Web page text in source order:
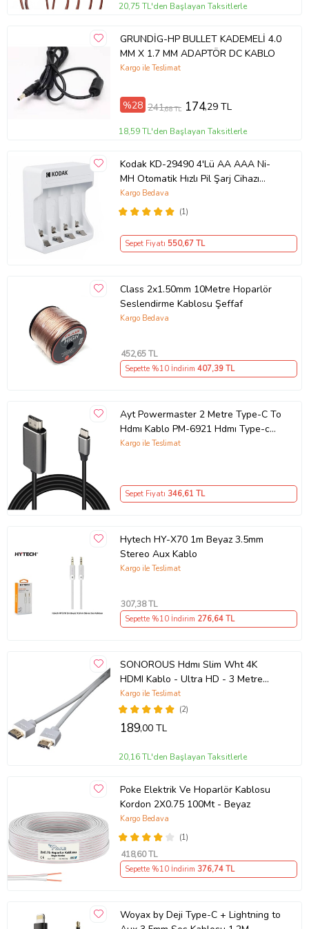
Not : Antenci Mağazamızdan Sipariş verdiğiniz ürünler faturalı
Birden fazla Siparişiniz tek paket yapılarak, tek kargo ile gönderilir.
Ürün Kodu:kc833338
20,75 TL'den Başlayan Taksitlerle
GRUNDİG-HP BULLET KADEMELİ 4.0
MM X 1.7 MM ADAPTÖR DC KABLO
Kargo ile Teslimat
%28 241,68 TL 174,29 TL
18,59 TL'den Başlayan Taksitlerle
Kodak KD-29490 4'Lü AA AAA Ni-
MH Otomatik Hızlı Pil Şarj Cihazı
Aleti Type-C
(1)
Kargo Bedava
Sepet Fiyatı 550,67 TL
Class 2x1.50mm 10Metre Hoparlör
Seslendirme Kablosu Şeffaf
Kargo Bedava
452,65 TL
Sepette %10 İndirim 407,39 TL
Ayt Powermaster 2 Metre Type-C To
Hdmı Kablo PM-6921 Hdmı Type-c
Dönüştürücü Kablo
Kargo ile Teslimat
Sepet Fiyatı 346,61 TL
Hytech HY-X70 1m Beyaz 3.5mm
Stereo Aux Kablo
Kargo ile Teslimat
307,38 TL
Sepette %10 İndirim 276,64 TL
SONOROUS Hdmı Slim Wht 4K
HDMI Kablo - Ultra HD - 3 Metre
Beyaz Hdmi Kablo
(2)
Kargo ile Teslimat
189,00 TL
20,16 TL'den Başlayan Taksitlerle
Poke Elektrik Ve Hoparlör Kablosu
Kordon 2X0.75 100Mt - Beyaz
(1)
Kargo Bedava
418,60 TL
Sepette %10 İndirim 376,74 TL
Woyax by Deji Type-C + Lightning to